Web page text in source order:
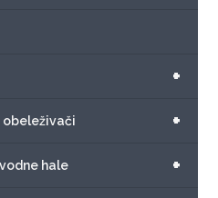
+
+
obeleživači
+
hale